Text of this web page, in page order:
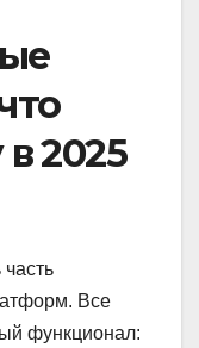
2025
Все
функционал: